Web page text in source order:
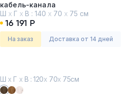
кабель-канала
Таксония медовая
Ш х Г х В : 140 х 70 х 75 см
16 191 Р
На заказ Доставка от 14 дней
Ш х Г х В : 120х 70х 75см